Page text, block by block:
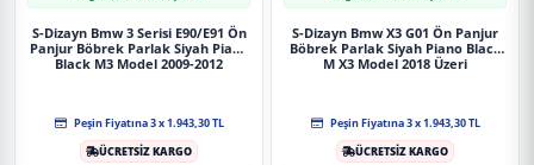
S-Dizayn Bmw 3 Serisi E90/E91 Ön
Panjur Böbrek Parlak Siyah Piano
Black M3 Model 2009-2012
Peşin Fiyatına 3 x 1.943,30 TL
ÜCRETSİZ KARGO
S-Dizayn Bmw X3 G01 Ön Panjur
Böbrek Parlak Siyah Piano Black
M X3 Model 2018 Üzeri
Peşin Fiyatına 3 x 1.943,30 TL
ÜCRETSİZ KARGO